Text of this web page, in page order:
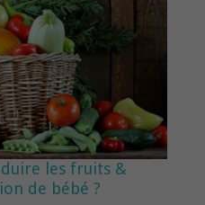
les fruits &
de bébé ?